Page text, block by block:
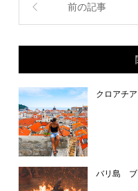
前の記事
クロアチ
バリ島 ブ